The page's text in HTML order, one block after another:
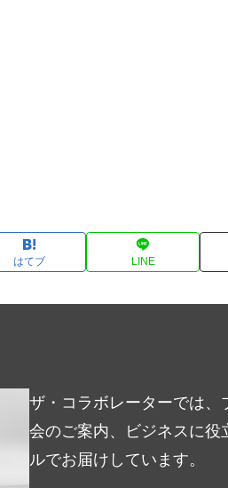
はてブ LINE
ザ・コラボレーターでは、
会のご案内、ビジネスに役
ルでお届けしています。